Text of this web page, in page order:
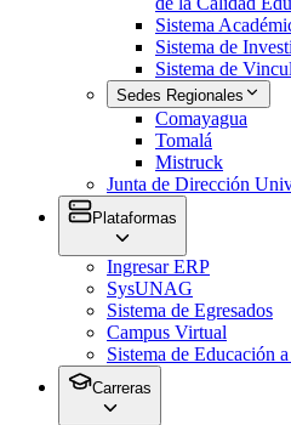
Sistema
Sistema de
Sistema de
Sedes Regionales
Comayagua
Tomalá
Mistruck
Junta de Dirección
Plataformas
Ingresar ERP
SysUNAG
Sistema de Egresados
Campus Virtual
Sistema de Educación
Carreras